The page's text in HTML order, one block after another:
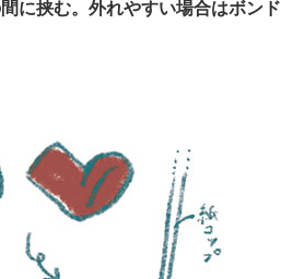
に挟む。外れやすい場合はボンド